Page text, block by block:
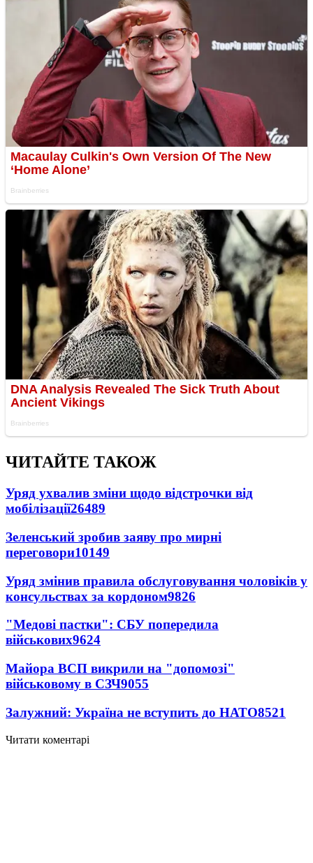
ЧИТАЙТЕ ТАКОЖ
Уряд ухвалив зміни щодо відстрочки від
мобілізації26489
Зеленський зробив заяву про мирні
переговори10149
Уряд змінив правила обслуговування чоловіків у
консульствах за кордоном9826
"Медові пастки": СБУ попередила
військових9624
Майора ВСП викрили на "допомозі"
військовому в СЗЧ9055
Залужний: Україна не вступить до НАТО8521
Читати коментарі